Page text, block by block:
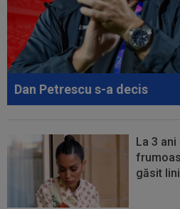
Dan Petrescu s-a decis
La 3
găsit